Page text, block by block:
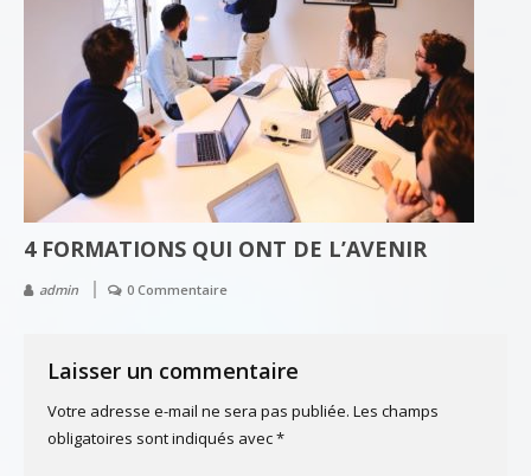
4 FORMATIONS QUI ONT DE L’AVENIR
admin 0 Commentaire
Laisser un commentaire
Votre adresse e-mail ne sera pas publiée. Les champs
obligatoires sont indiqués avec*